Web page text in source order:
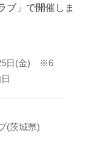
ブ」で開催しま
25日(金) ※6
(茨城県)